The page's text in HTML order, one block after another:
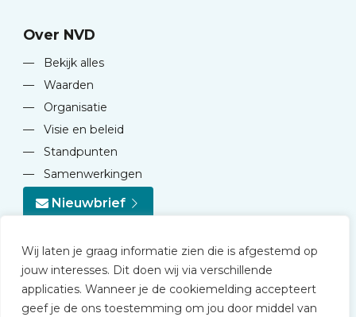
Wij laten je graag informatie zien die is afgestemd op
jouw interesses. Dit doen wij via verschillende
applicaties. Wanneer je de cookiemelding accepteert
geef je de ons toestemming om jou door middel van
Over NVD
—
Bekijk alles
—
Waarden
—
Organisatie
—
Visie en beleid
—
Standpunten
—
Samenwerkingen
Nieuwbrief
© 2026 NVD